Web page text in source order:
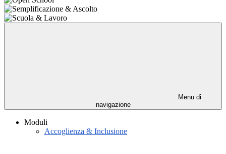
Menu di
navigazione
Moduli
Accoglienza & Inclusione